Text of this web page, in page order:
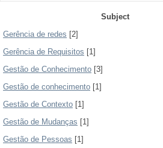
Subject
Gerência de redes [2]
Gerência de Requisitos [1]
Gestão de Conhecimento [3]
Gestão de conhecimento [1]
Gestão de Contexto [1]
Gestão de Mudanças [1]
Gestão de Pessoas [1]